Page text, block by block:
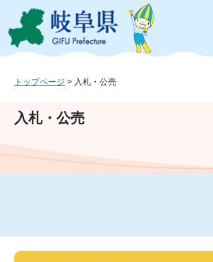
ジ
ュ
文
このページの本文へ
トップページ > 入札・公売
入札・公売